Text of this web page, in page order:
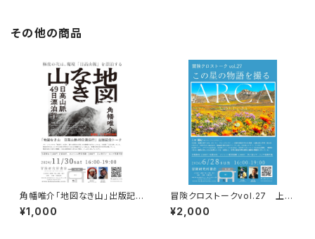
その他の商品
角幡唯介「地図なき山」出版記念
トークイベント録画視聴権
¥1,000
冒険クロストークvol.27 上田
優紀「この星の物語を撮る」録画
視聴権
¥2,000